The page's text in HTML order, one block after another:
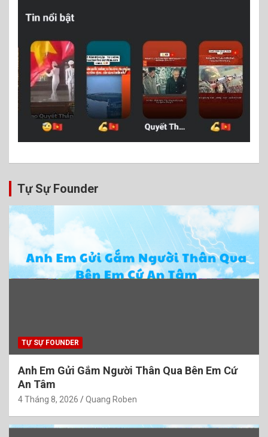
Tự Sự Founder
TỰ SỰ FOUNDER
Anh Em Gửi Gắm Người Thân Qua Bên Em Cứ
An Tâm
4 Tháng 8, 2026 Quang Roben